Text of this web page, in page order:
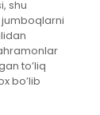
shu
to’liq
bo’lib